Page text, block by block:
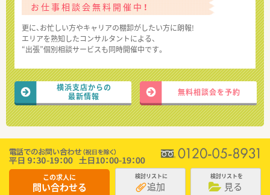
お仕事相談会無料開催中！
更に、お忙しい方やキャリアの棚卸がしたい方に朗報!
エリアを熟知したコンサルタントによる、
“出張”個別相談サービスも同時開催中です。
横浜支店からの
最新情報
無料相談会を予約
この求人に
問い合わせる
検討リストに
追加
検討リストを
見る